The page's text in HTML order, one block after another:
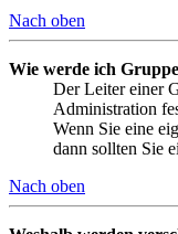
Nach oben
Wie werde ich
Der Leiter einer
Administration
Wenn Sie eine
dann sollten Sie
Nach oben